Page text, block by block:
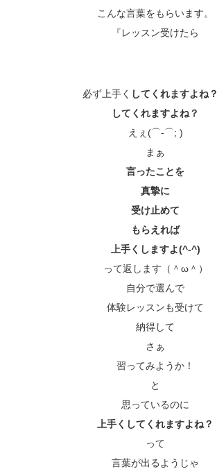
こんな言葉をもらいます。
『レッスン受けたら
必ず上手く してくれますよね？
してくれますよね？
えぇ(⌒-⌒; )
まぁ
言ったことを
真摯に
受け止めて
もらえれば
上手くしますよ(^-^)
って返します（＾ω＾）
自分で選んで
体験レッスンも受けて
納得して
さぁ
習ってみようか！
と
思っているのに
上手くしてくれますよね？
って
言葉が出るようじゃ